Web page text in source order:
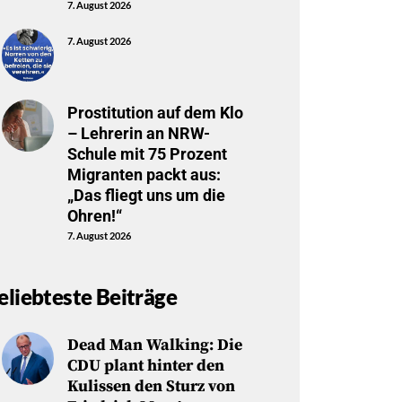
7. August 2026
7. August 2026
Prostitution auf dem Klo
– Lehrerin an NRW-
Schule mit 75 Prozent
Migranten packt aus:
„Das fliegt uns um die
Ohren!“
7. August 2026
Beiträge
Dead Man Walking: Die
CDU plant hinter den
Kulissen den Sturz von